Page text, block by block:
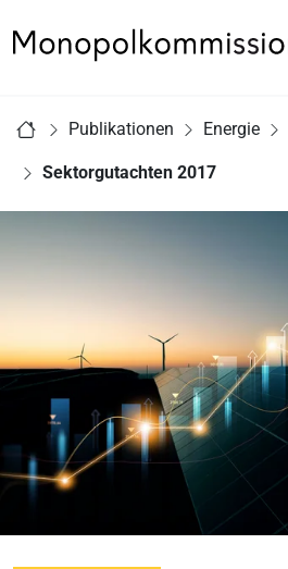
Publikationen Energie
Sektorgutachten 2017